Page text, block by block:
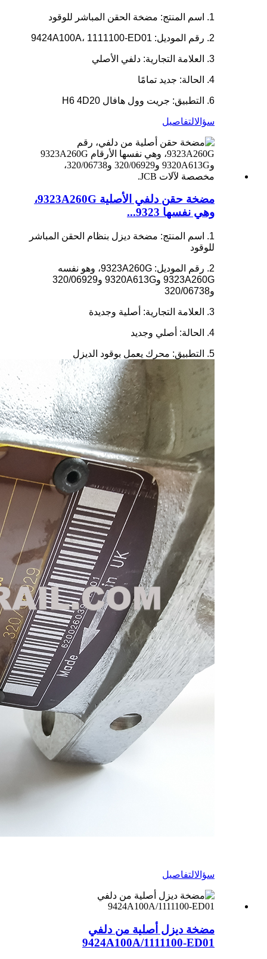
1. اسم المنتج: مضخة الحقن المباشر للوقود
2. رقم الموديل: 9424A100A، 1111100-ED01
3. العلامة التجارية: دلفي الأصلي
4. الحالة: جديد تمامًا
6. التطبيق: جريت وول هافال H6 4D20
سؤالالتفاصيل
مضخة حقن دلفي الأصلية 9323A260G،
وهي نفسها 9323...
1. اسم المنتج: مضخة ديزل بنظام الحقن المباشر
للوقود
2. رقم الموديل: 9323A260G، وهو نفسه
9323A260G و9320A613G و320/06929
و320/06738
3. العلامة التجارية: أصلية وجديدة
4. الحالة: أصلي وجديد
5. التطبيق: محرك يعمل بوقود الديزل
سؤالالتفاصيل
مضخة ديزل أصلية من دلفي
9424A100A/1111100-ED01